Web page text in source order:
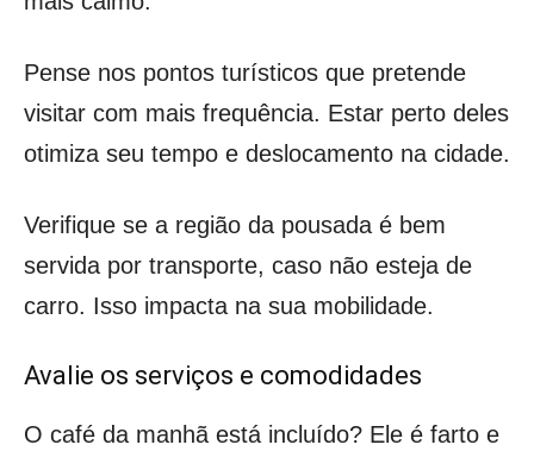
Pense nos pontos turísticos que pretende
visitar com mais frequência. Estar perto deles
otimiza seu tempo e deslocamento na cidade.
Verifique se a região da pousada é bem
servida por transporte, caso não esteja de
carro. Isso impacta na sua mobilidade.
Avalie os serviços e comodidades
O café da manhã está incluído? Ele é farto e